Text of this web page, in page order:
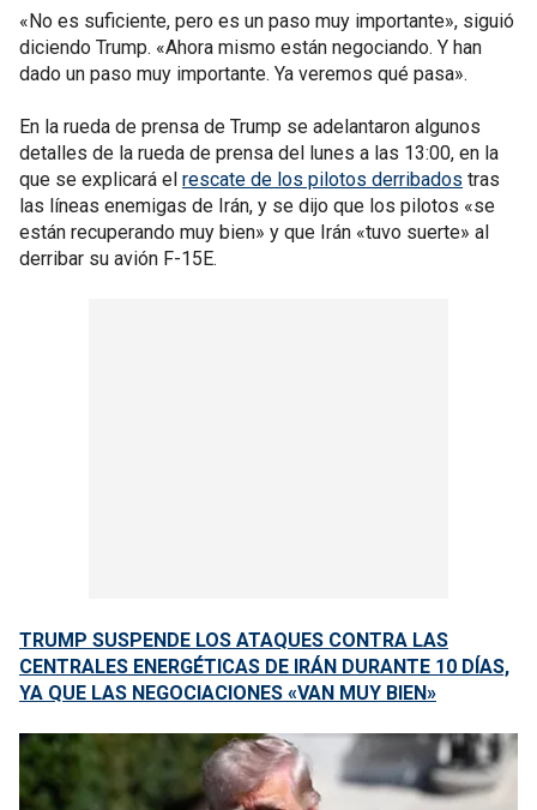
«No es suficiente, pero es un paso muy importante», siguió
diciendo Trump. «Ahora mismo están negociando. Y han
dado un paso muy importante. Ya veremos qué pasa».
En la rueda de prensa de Trump se adelantaron algunos
detalles de la rueda de prensa del lunes a las 13:00, en la
que se explicará el rescate de los pilotos derribados tras
las líneas enemigas de Irán, y se dijo que los pilotos «se
están recuperando muy bien» y que Irán «tuvo suerte» al
derribar su avión F-15E.
TRUMP SUSPENDE LOS ATAQUES CONTRA LAS
CENTRALES ENERGÉTICAS DE IRÁN DURANTE 10 DÍAS,
YA QUE LAS NEGOCIACIONES «VAN MUY BIEN»